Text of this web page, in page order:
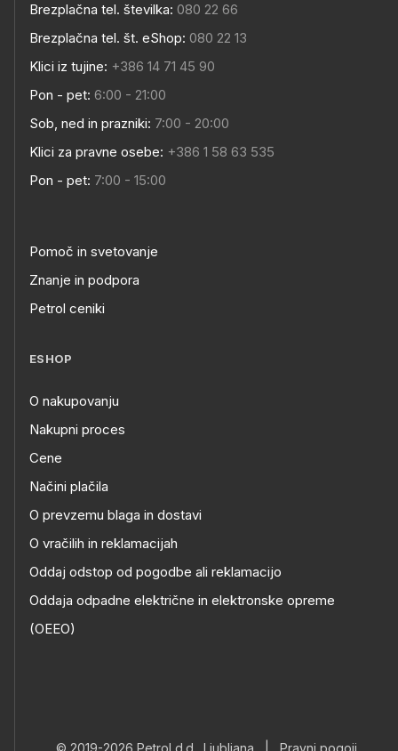
Brezplačna tel. številka: 080 22 66
Brezplačna tel. št. eShop: 080 22 13
Klici iz tujine: +386 14 71 45 90
Pon - pet: 6:00 - 21:00
Sob, ned in prazniki: 7:00 - 20:00
Klici za pravne osebe: +386 1 58 63 535
Pon - pet: 7:00 - 15:00
Pomoč in svetovanje
Znanje in podpora
Petrol ceniki
ESHOP
O nakupovanju
Nakupni proces
Cene
Načini plačila
O prevzemu blaga in dostavi
O vračilih in reklamacijah
Oddaj odstop od pogodbe ali reklamacijo
Oddaja odpadne električne in elektronske opreme
(OEEO)
© 2019-2026 Petrol d.d., Ljubljana Pravni pogoji